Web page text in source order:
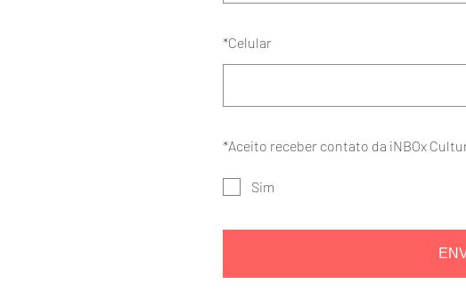
*Celular
*Aceito receber contato da iNBOx
Sim